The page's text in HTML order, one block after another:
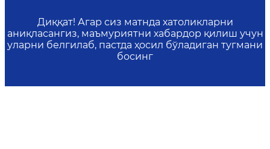
Диққат! Агар сиз матнда хатоликларни
аниқласангиз, маъмуриятни хабардор қилиш учун
уларни белгилаб, пастда ҳосил бўладиган тугмани
босинг